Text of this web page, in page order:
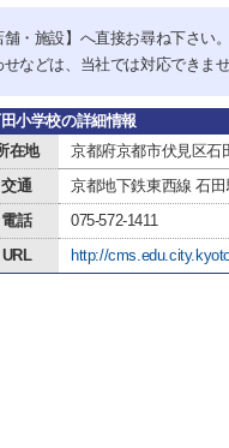
・施設】へ直接お尋ね下さい。
などは、当社では対応できま
小学校の詳細情報
在地
京都府京都市伏見区石
交通
京都地下鉄東西線 石田
電話
075-572-1411
URL
http://